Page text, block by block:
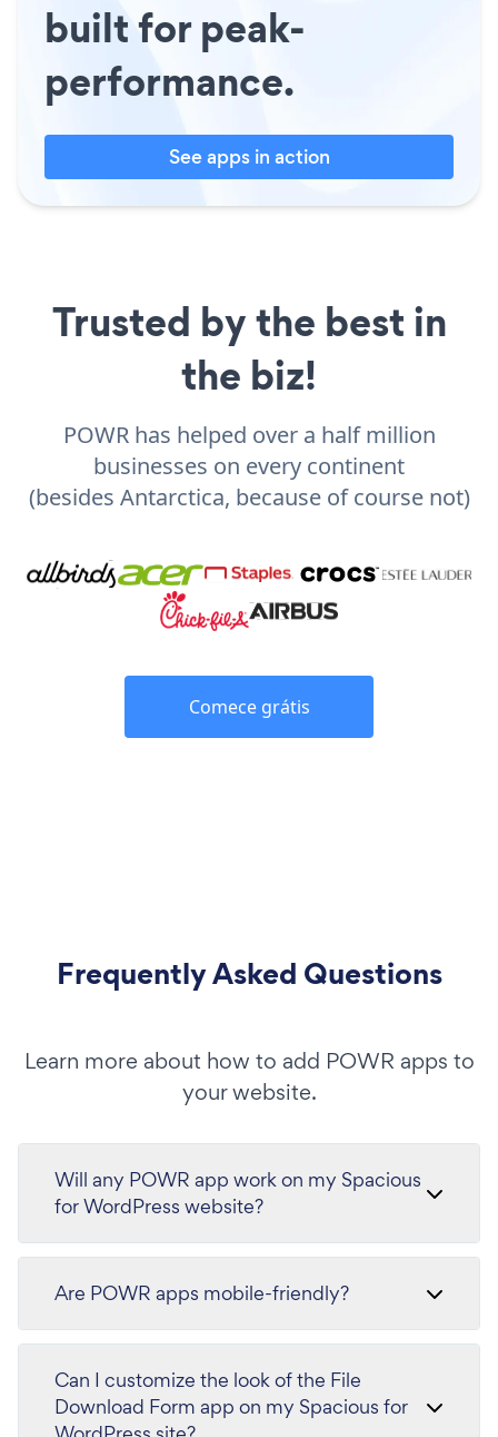
built for peak-
performance.
See apps in action
Trusted by the best in
the biz!
POWR has helped over a half million
businesses on every continent
(besides Antarctica, because of course not)
Comece grátis
Frequently Asked Questions
Learn more about how to add POWR apps to
your website.
Will any POWR app work on my Spacious
for WordPress website?
Are POWR apps mobile-friendly?
Can I customize the look of the File
Download Form app on my Spacious for